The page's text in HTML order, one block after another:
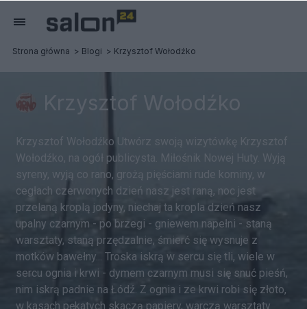
Strona główna Blogi Krzysztof Wołodźko
Krzysztof Wołodźko
Krzysztof Wołodźko Utwórz swoją wizytówkę Krzysztof
Wołodźko, na ogół publicysta. Miłośnik Nowej Huty. Wyją
syreny, wyją co rano, grożą pięściami rude kominy, w
cegłach czerwonych dzień nasz jest raną, noc jest
przelaną kroplą jodyny, niechaj ta kropla dzień nasz
upalny czarnym - po brzegi - gniewem napełni - staną
warsztaty, staną przędzalnie, śmierć się wysnuje z
motków bawełny... Troska iskrą w sercu się tli, wiele w
sercu ognia i krwi - dymem czarnym musi się snuć pieśń,
nim iskrą padnie na Łódź. Z ognia i ze krwi robi się złoto,
w kasach pękatych skaczą papiery, warczą warsztaty